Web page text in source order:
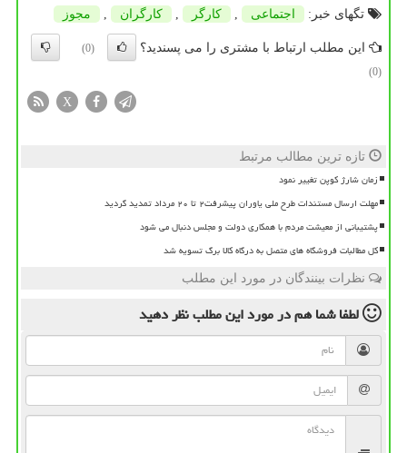
تگهای خبر:
اجتماعی , كارگر , كارگران , مجوز
این مطلب ارتباط با مشتری را می پسندید؟
(0)
(0)
X
تازه ترین مطالب مرتبط
زمان شارژ کوپن تغییر نمود
مهلت ارسال مستندات طرح ملی یاوران پیشرفت۲ تا ۲۰ مرداد تمدید گردید
پشتیبانی از معیشت مردم با همکاری دولت و مجلس دنبال می شود
کل مطالبات فروشگاه های متصل به درگاه کالا برگ تسویه شد
نظرات بینندگان در مورد این مطلب
لطفا شما همدر مورد این مطلبنظر دهید